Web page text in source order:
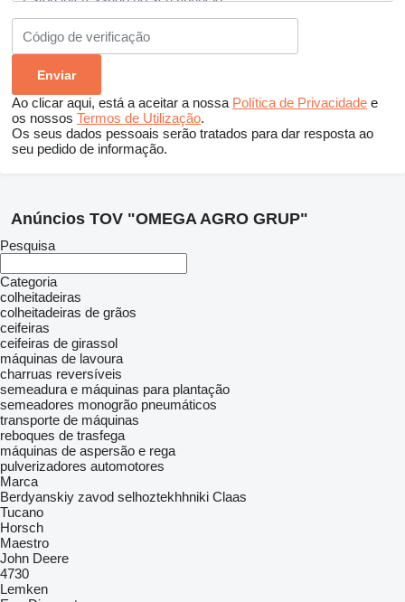
Ao clicar aqui, está a aceitar a nossa Política de Privacidade e
os nossos Termos de Utilização.
Os seus dados pessoais serão tratados para dar resposta ao
seu pedido de informação.
Anúncios TOV "OMEGA AGRO GRUP"
Pesquisa
Categoria
colheitadeiras
colheitadeiras de grãos
ceifeiras
ceifeiras de girassol
máquinas de lavoura
charruas reversíveis
semeadura e máquinas para plantação
semeadores monogrão pneumáticos
transporte de máquinas
reboques de trasfega
máquinas de aspersão e rega
pulverizadores automotores
Marca
Berdyanskiy zavod selhoztekhhniki Claas
Tucano
Horsch
Maestro
John Deere
4730
Lemken